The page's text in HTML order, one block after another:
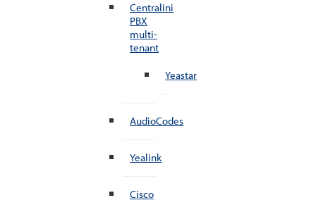
Centralini
PBX
multi-
tenant
Yeastar
AudioCodes
Yealink
Cisco